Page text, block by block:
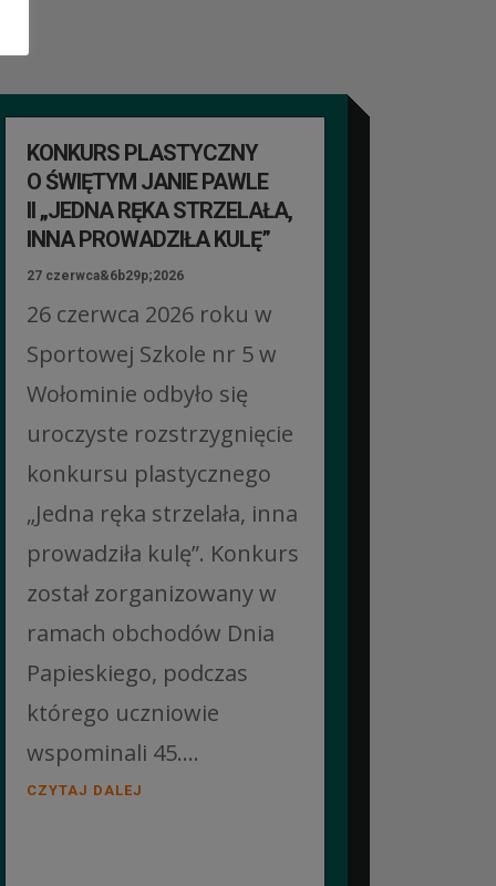
KONKURS PLASTYCZNY
O ŚWIĘTYM JANIE PAWLE
II „JEDNA RĘKA STRZELAŁA,
INNA PROWADZIŁA KULĘ”
27 czerwca&6b29p;2026
26 czerwca 2026 roku w
Sportowej Szkole nr 5 w
Wołominie odbyło się
uroczyste rozstrzygnięcie
konkursu plastycznego
„Jedna ręka strzelała, inna
prowadziła kulę”. Konkurs
został zorganizowany w
ramach obchodów Dnia
Papieskiego, podczas
którego uczniowie
wspominali 45....
CZYTAJ DALEJ